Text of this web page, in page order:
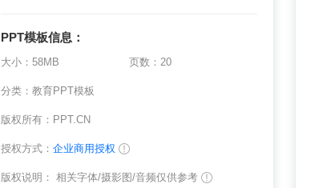
PPT模板信息：
大小：58MB 页数：20
分类： 教育PPT模板
版权所有：PPT.CN
授权方式： 企业商用授权
版权说明： 相关字体/摄影图/音频仅供参考